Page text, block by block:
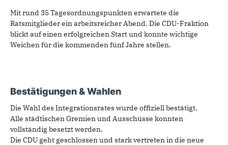
Mit rund 35 Tagesordnungspunkten erwartete die
Ratsmitglieder ein arbeitsreicher Abend. Die CDU-Fraktion
blickt auf einen erfolgreichen Start und konnte wichtige
Weichen für die kommenden fünf Jahre stellen.
Bestätigungen & Wahlen
Die Wahl des Integrationsrates wurde offiziell bestätigt.
Alle städtischen Gremien und Ausschüsse konnten
vollständig besetzt werden.
Die CDU geht geschlossen und stark vertreten in die neue